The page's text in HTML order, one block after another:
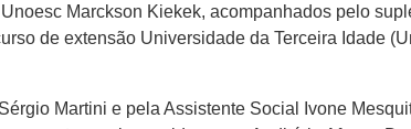
Marckson Kiekek, acompanhados pelo
de extensão Universidade da Terceira Idade
Martini e pela Assistente Social Ivone